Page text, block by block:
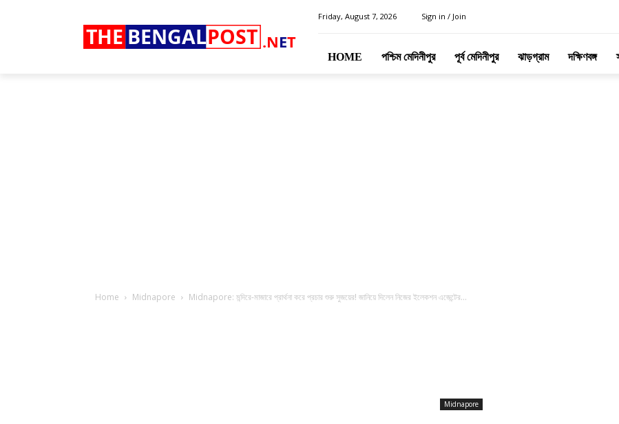
.NET
THE BENGALPOST
Friday, August 7, 2026 Sign in / Join
HOME পশ্চিম মেদিনীপুর পূর্ব মেদিনীপুর ঝাড়গ্রাম দক্ষিণবঙ্গ
Home Midnapore Midnapore: মন্দিরে-মাজারে প্রার্থনা করে প্রচার শুরু সুজয়ের! জানিয়ে দিলেন নিজের ইলেকশন এজেন্টের...
Midnapore